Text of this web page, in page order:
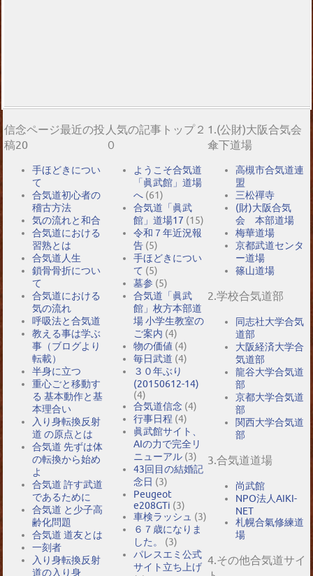
信念ページ最近の投
稿20
手ほどきについ
て
合気道初心者の
稽古方法
気の流れと和合
合気道における
習熟とは
合気道人生
鎖骨骨折につい
て
合気道における
気の流れ
呼吸法と合気道
教える事は学ぶ
事（ブログより
転載）
半身に立つ
重心ごと移動す
る 基本動作と基
本理合い
入り身転換反射
道 の原点とは
合気道 先ずは体
の転換から始め
よ
合気道 許す武道
であるために
合気道 と少子高
齢化問題
合気道 道友とは
一刻者
入り身転換反射
道の入り身
人気の記事トップ２
０
ようこそ合気道
「眞武館」道場
へ (61)
合気道「眞武
館」道場17 (15)
令和７年近況報
告 (5)
手ほどきについ
て (5)
墓参 (5)
合気道「眞武
館」枚方本部道
場 小学生教室の
ご案内 (4)
物の価値 (4)
毎日武道 (4)
３０年ぶり
(20150612-14)
(4)
合気道信念 (4)
行事日程 (4)
眞武館サイト、
AIの力で完全リ
ニューアル (3)
43回目の結婚記
念日 (3)
Peugeot
e208GTi (3)
車検ラッシュ (3)
６７歳になりま
した。
(3)
パレスエミ公式
サイト立ち上げ
1.(公財)大阪合気会
傘下道場
高槻市合気道連
盟
三松禪寺
(財)大阪合気
会 本部道場
梅華道場
京都武道センタ
ー道場
篠山道場
2.学校合気道部
同志社大学合気
道部
大阪経済大学合
気道部
龍谷大学合気道
部
京都大学合気道
部
関西大学合気道
部
3.合気道道場
尚武館
NPO法人AIKI-
NET
札幌合氣修練道
場
4.その他合気道サイ